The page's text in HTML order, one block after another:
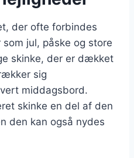
der ofte forbindes
jul, påske og store
skinke, der er dækket
sig
middagsbord.
skinke en del af den
den kan også nydes